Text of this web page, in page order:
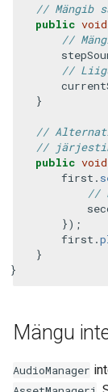
// Mängib
public void
//
//
}
//
//
public void
first .
//
});
first .
}
}
Mängu
AudioManager